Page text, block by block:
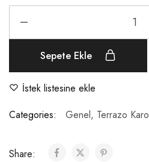
Sepete Ekle
İstek listesine ekle
Categories:
Genel, Terrazo Karo
Share: